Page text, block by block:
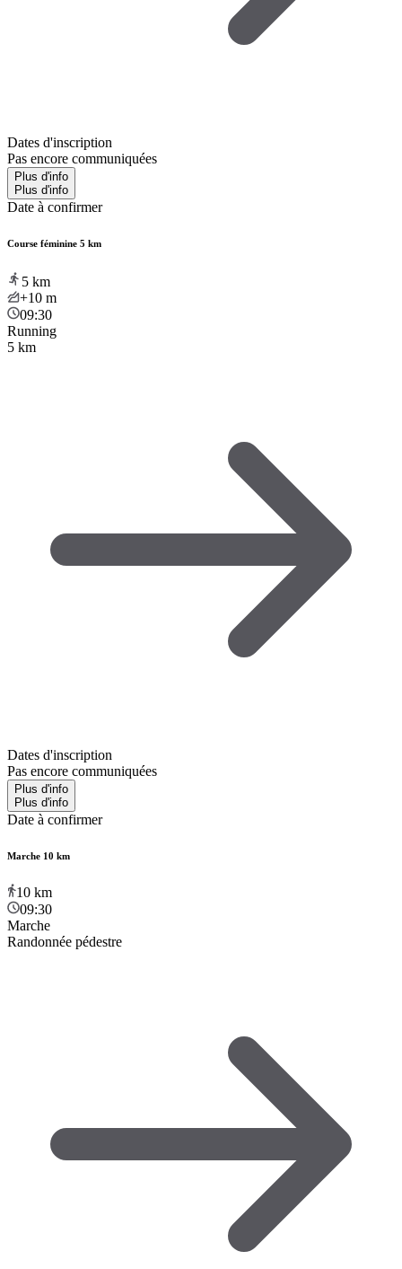
Dates d'inscription
Pas encore communiquées
Plus d'info
Plus d'info
Date à confirmer
Course féminine 5 km
5 km
+10 m
09:30
Running
5 km
Dates d'inscription
Pas encore communiquées
Plus d'info
Plus d'info
Date à confirmer
Marche 10 km
10 km
09:30
Marche
Randonnée pédestre